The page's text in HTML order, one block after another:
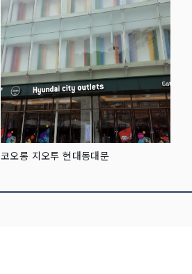
코오롱 지오투 현대동대문